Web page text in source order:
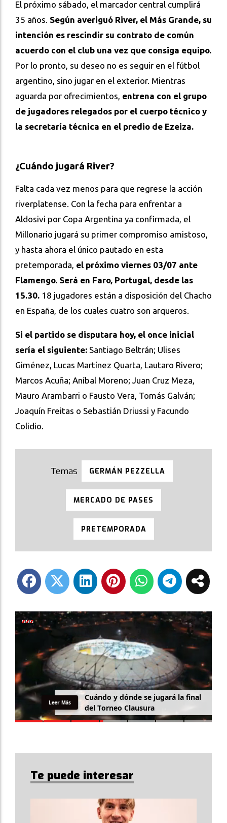
El próximo sábado, el marcador central cumplirá
35 años. Según averiguó River, el Más Grande, su
intención es rescindir su contrato de común
acuerdo con el club una vez que consiga equipo.
Por lo pronto, su deseo no es seguir en el fútbol
argentino, sino jugar en el exterior. Mientras
aguarda por ofrecimientos, entrena con el grupo
de jugadores relegados por el cuerpo técnico y
la secretaría técnica en el predio de Ezeiza.
¿Cuándo jugará River?
Falta cada vez menos para que regrese la acción
riverplatense. Con la fecha para enfrentar a
Aldosivi por Copa Argentina ya confirmada, el
Millonario jugará su primer compromiso amistoso,
y hasta ahora el único pautado en esta
pretemporada, el próximo viernes 03/07 ante
Flamengo. Será en Faro, Portugal, desde las
15.30. 18 jugadores están a disposición del Chacho
en España, de los cuales cuatro son arqueros.
Si el partido se disputara hoy, el once inicial
sería el siguiente: Santiago Beltrán; Ulises
Giménez, Lucas Martínez Quarta, Lautaro Rivero;
Marcos Acuña; Aníbal Moreno; Juan Cruz Meza,
Mauro Arambarri o Fausto Vera, Tomás Galván;
Joaquín Freitas o Sebastián Driussi y Facundo
Colidio.
GERMÁN PEZZELLA
MERCADO DE PASES
PRETEMPORADA
Cuándo y dónde se jugará la final
del Torneo Clausura
Leer Más
Te puede interesar